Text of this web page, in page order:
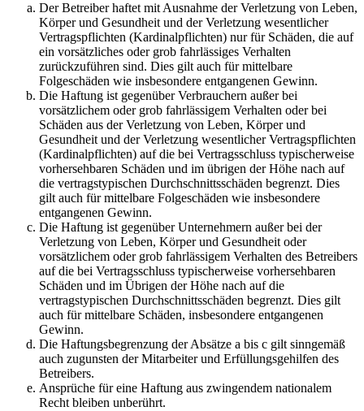
Der Betreiber haftet mit Ausnahme der Verletzung von Leben,
Körper und Gesundheit und der Verletzung wesentlicher
Vertragspflichten (Kardinalpflichten) nur für Schäden, die auf
ein vorsätzliches oder grob fahrlässiges Verhalten
zurückzuführen sind. Dies gilt auch für mittelbare
Folgeschäden wie insbesondere entgangenen Gewinn.
Die Haftung ist gegenüber Verbrauchern außer bei
vorsätzlichem oder grob fahrlässigem Verhalten oder bei
Schäden aus der Verletzung von Leben, Körper und
Gesundheit und der Verletzung wesentlicher Vertragspflichten
(Kardinalpflichten) auf die bei Vertragsschluss typischerweise
vorhersehbaren Schäden und im übrigen der Höhe nach auf
die vertragstypischen Durchschnittsschäden begrenzt. Dies
gilt auch für mittelbare Folgeschäden wie insbesondere
entgangenen Gewinn.
Die Haftung ist gegenüber Unternehmern außer bei der
Verletzung von Leben, Körper und Gesundheit oder
vorsätzlichem oder grob fahrlässigem Verhalten des Betreibers
auf die bei Vertragsschluss typischerweise vorhersehbaren
Schäden und im Übrigen der Höhe nach auf die
vertragstypischen Durchschnittsschäden begrenzt. Dies gilt
auch für mittelbare Schäden, insbesondere entgangenen
Gewinn.
Die Haftungsbegrenzung der Absätze a bis c gilt sinngemäß
auch zugunsten der Mitarbeiter und Erfüllungsgehilfen des
Betreibers.
Ansprüche für eine Haftung aus zwingendem nationalem
Recht bleiben unberührt.